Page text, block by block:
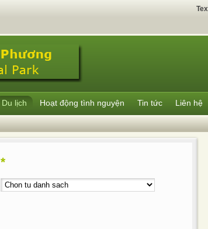
Du lịch Hoạt động tình nguyện Tin tức Liên hệ
*